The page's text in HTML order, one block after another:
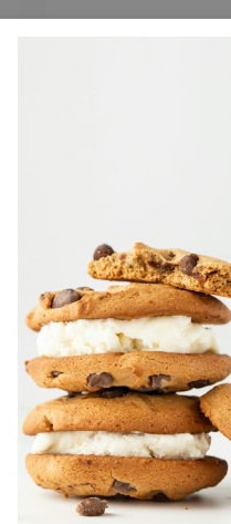
5/5
Vrijdag besteld zaterdag in
huis. Toppie
Hele fijne ervaring